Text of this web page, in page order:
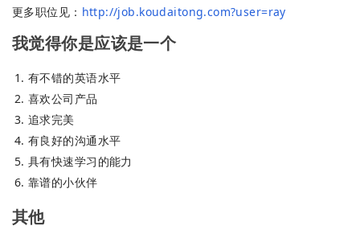
更多职位见： http://job.koudaitong.com?user=ray
我觉得你是应该是一个
有不错的英语水平
喜欢公司产品
追求完美
有良好的沟通水平
具有快速学习的能力
靠谱的小伙伴
其他